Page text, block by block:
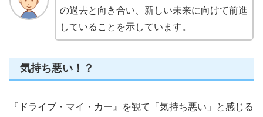
の過去と向き合い、新しい未来に向けて前進
していることを示しています。
気持ち悪い！？
『ドライブ・マイ・カー』を観て「気持ち悪い」と感じる